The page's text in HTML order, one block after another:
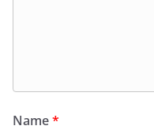
Name*